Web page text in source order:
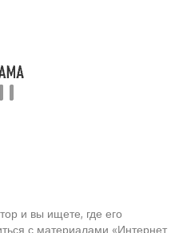
и вы ищете, где его
с материалами «Интернет